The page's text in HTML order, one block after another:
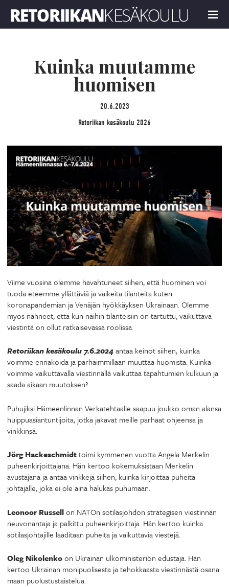
MENU
Kuinka muutamme
huomisen
20.6.2023
Retoriikan kesäkoulu 2026
Viime vuosina olemme havahtuneet siihen, että huominen voi
tuoda eteemme yllättäviä ja vaikeita tilanteita kuten
koronapandemian ja Venäjän hyökkäyksen Ukrainaan. Olemme
myös nähneet, että kun näihin tilanteisiin on tartuttu, vaikuttava
viestintä on ollut ratkaisevassa roolissa.
Retoriikan kesäkoulu7.6.2024antaa keinot siihen, kuinka
voimme ennakoida ja parhaimmillaan muuttaa huomista. Kuinka
voimme vaikuttavalla viestinnällä vaikuttaa tapahtumien kulkuun ja
saada aikaan muutoksen?
Puhujiksi Hämeenlinnan Verkatehtaalle saapuu joukko oman alansa
huippuasiantuntijoita, jotka jakavat meille parhaat ohjeensa ja
vinkkinsä.
Jörg Hackeschmidttoimi kymmenen vuotta Angela Merkelin
puheenkirjoittajana. Hän kertoo kokemuksistaan Merkelin
avustajana ja antaa vinkkejä siihen, kuinka kirjoittaa puheita
johtajalle, joka ei ole aina halukas puhumaan.
Leonoor Russellon NATOn sotilasjohdon strategisen viestinnän
neuvonantaja ja palkittu puheenkirjoittaja. Hän kertoo kuinka
sotilasjohtajille laaditaan puheita ja vaikuttavia viestejä.
Oleg Nikolenkoon Ukrainan ulkoministeriön edustaja. Hän
kertoo Ukrainan monipuolisesta ja tehokkaasta viestinnästä osana
maan puolustustaistelua.